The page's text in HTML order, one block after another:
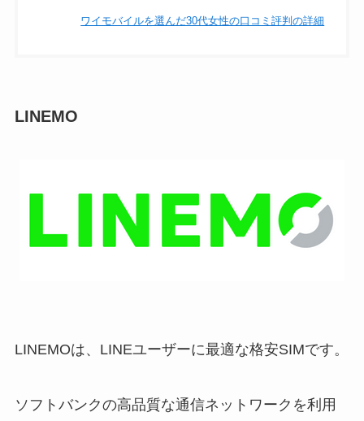
ワイモバイルを選んだ30代女性の口コミ評判の詳細
LINEMO
LINEMOは、LINEユーザーに最適な格安SIMです。
ソフトバンクの高品質な通信ネットワークを利用